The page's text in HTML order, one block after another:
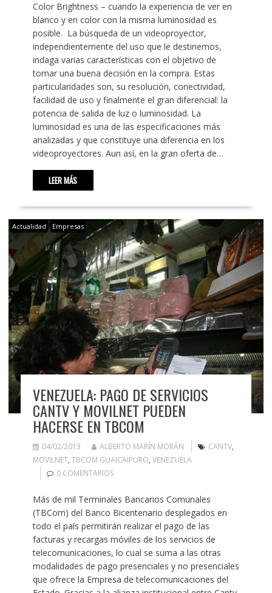
Color Brightness – cuando la experiencia de ver en
blanco y en color con la misma luminosidad es
posible. La búsqueda de un videoproyector,
independientemente del uso que le destinemos,
indaga varias características con el objetivo de
tomar una buena decisión en la compra. Estas
particularidades son, su resolución, conectividad,
facilidad de uso y finalmente el gran diferencial: la
potencia de salida de luz o luminosidad. La
luminosidad es una de las especificaciones más
analizadas y que constituye una diferencia en los
videoproyectores. Aun así, en la gran oferta de…
LEER MÁS
Actualidad Empresas
VENEZUELA: PAGO DE SERVICIOS
CANTV Y MOVILNET PUEDEN
HACERSE EN TBCOM
04/02/2013 ALBERTO MARÍN MORÁN CANTV,
MOVILNET, TBCOM GUAICAIPURO, VENEZUELA
0 COMENTARIOS
Más de mil Terminales Bancarios Comunales
(TBCom) del Banco Bicentenario desplegados en
todo el país permitirán realizar el pago de las
facturas y recargas móviles de los servicios de
telecomunicaciones, lo cual se suma a las otras
modalidades de pago presenciales y no presenciales
que ofrece la Empresa de telecomunicaciones del